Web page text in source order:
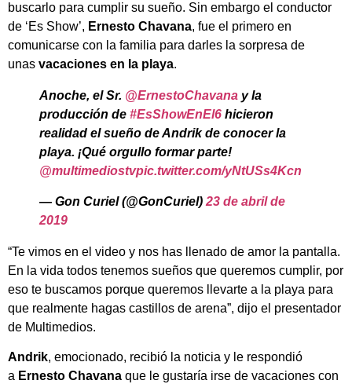
buscarlo para cumplir su sueño. Sin embargo el conductor
de ‘Es Show’, Ernesto Chavana, fue el primero en
comunicarse con la familia para darles la sorpresa de
unas vacaciones en la playa.
Anoche, el Sr. @ErnestoChavana y la
producción de #EsShowEnEl6 hicieron
realidad el sueño de Andrik de conocer la
playa. ¡Qué orgullo formar parte!
@multimediostvpic.twitter.com/yNtUSs4Kcn
— Gon Curiel (@GonCuriel) 23 de abril de
2019
“Te vimos en el video y nos has llenado de amor la pantalla.
En la vida todos tenemos sueños que queremos cumplir, por
eso te buscamos porque queremos llevarte a la playa para
que realmente hagas castillos de arena”, dijo el presentador
de Multimedios.
Andrik, emocionado, recibió la noticia y le respondió
a Ernesto Chavana que le gustaría irse de vacaciones con